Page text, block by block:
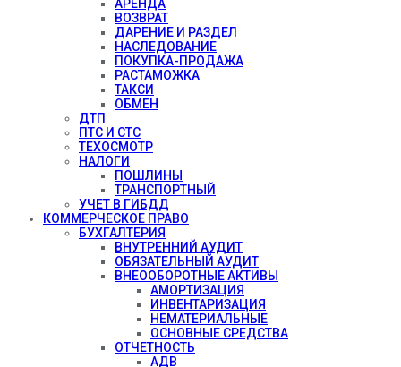
АРЕНДА
ВОЗВРАТ
ДАРЕНИЕ И РАЗДЕЛ
НАСЛЕДОВАНИЕ
ПОКУПКА-ПРОДАЖА
РАСТАМОЖКА
ТАКСИ
ОБМЕН
ДТП
ПТС И СТС
ТЕХОСМОТР
НАЛОГИ
ПОШЛИНЫ
ТРАНСПОРТНЫЙ
УЧЕТ В ГИБДД
КОММЕРЧЕСКОЕ ПРАВО
БУХГАЛТЕРИЯ
ВНУТРЕННИЙ АУДИТ
ОБЯЗАТЕЛЬНЫЙ АУДИТ
ВНЕООБОРОТНЫЕ АКТИВЫ
АМОРТИЗАЦИЯ
ИНВЕНТАРИЗАЦИЯ
НЕМАТЕРИАЛЬНЫЕ
ОСНОВНЫЕ СРЕДСТВА
ОТЧЕТНОСТЬ
АДВ